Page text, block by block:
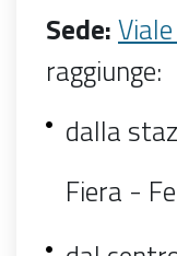
Sede:
raggiunge:
dalla
Fiera -